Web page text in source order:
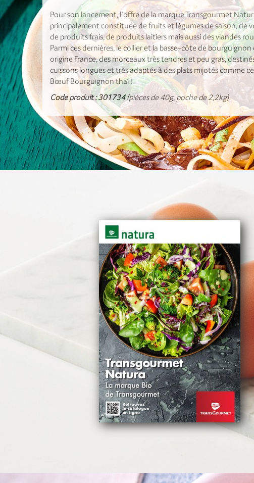
Pour son lancement, l’offre de la marque Transgourmet
principalement constituée de fruits et légumes de saison, de
de produits frais, de produits laitiers mais aussi des viandes
Parmi ces dernières, le collier et la basse-côte de
origine France, des morceaux très tendres et peu gras,
cuissons longues et très adaptés à des plats mijotés comme
Bœuf Bourguignon thaï !
Code produit : 301734(pièces de 40g, poche de 2,2kg)